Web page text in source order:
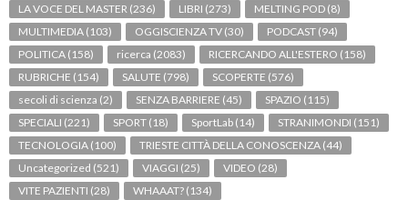
LA VOCE DEL MASTER (236) LIBRI (273) MELTING POD (8)
MULTIMEDIA (103) OGGISCIENZA TV (30) PODCAST (94)
POLITICA (158) ricerca (2083) RICERCANDO ALL'ESTERO (158)
RUBRICHE (154) SALUTE (798) SCOPERTE (576)
secoli di scienza (2) SENZA BARRIERE (45) SPAZIO (115)
SPECIALI (221) SPORT (18) SportLab (14) STRANIMONDI (151)
TECNOLOGIA (100) TRIESTE CITTÀ DELLA CONOSCENZA (44)
Uncategorized (521) VIAGGI (25) VIDEO (28)
VITE PAZIENTI (28) WHAAAT? (134)